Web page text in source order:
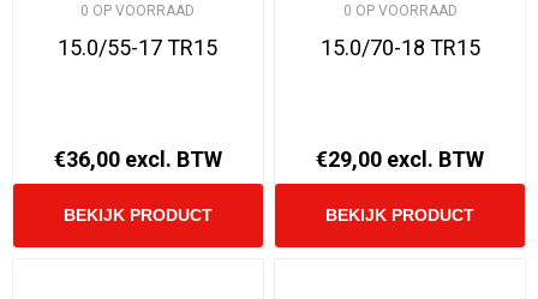
0 OP VOORRAAD
15.0/55-17 TR15
€36,00 excl. BTW
0 OP VOORRAAD
15.0/70-18 TR15
€29,00 excl. BTW